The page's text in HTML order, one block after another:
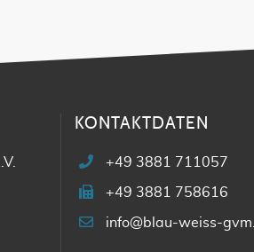
KONTAKTDATEN
+49 3881 711057
+49 3881 758616
info@blau-weiss-